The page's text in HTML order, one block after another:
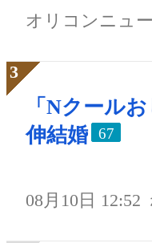
オリコンニュ
「Nクール
伸結婚
67
08月10日 12:52